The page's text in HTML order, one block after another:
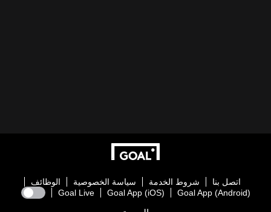
اتصل بنا شروط الخدمة سياسة الخصوصية
الوظائف
Goal App (Android)
Goal App (iOS)
Goal Live